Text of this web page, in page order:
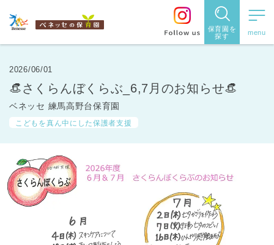
保育園を
探す
保育園を探す
住所・駅
名 から探
都道府県
2026/06/01
👒さくらんぼくらぶ_6,7月のお知らせ👒
ベネッセ 練馬高野台保育園
こどもを真ん中にした保護者支援